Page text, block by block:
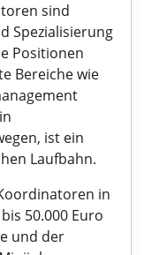
sind
Spezialisierung
Positionen
Bereiche wie
ist ein
Laufbahn.
in
50.000 Euro
und der